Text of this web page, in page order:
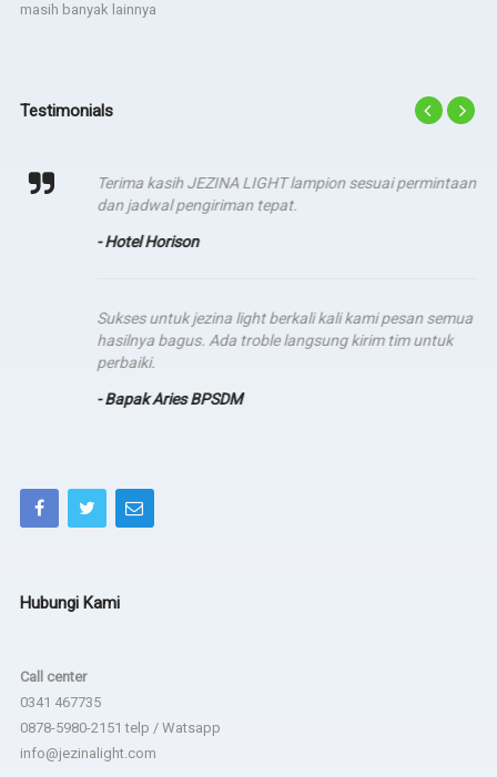
masih banyak lainnya
Testimonials
Terima kasih JEZINA LIGHT lampion sesuai permintaan
dan jadwal pengiriman tepat.
- Hotel Horison
Sukses untuk jezina light berkali kali kami pesan semua
hasilnya bagus. Ada troble langsung kirim tim untuk
perbaiki.
- Bapak Aries BPSDM
Hubungi Kami
Call center
0341 467735
0878-5980-2151 telp / Watsapp
info@jezinalight.com